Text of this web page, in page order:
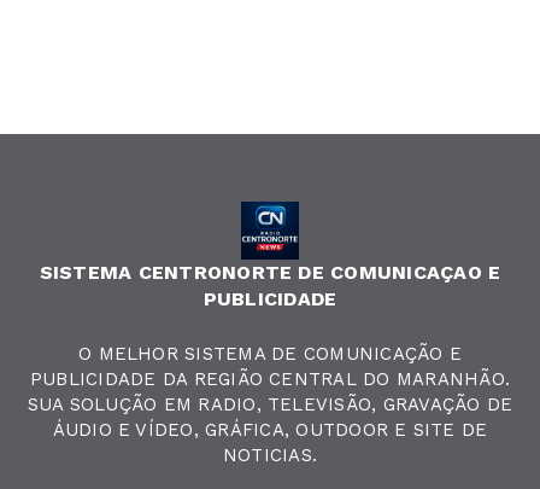
SISTEMA CENTRONORTE DE COMUNICAÇAO E
PUBLICIDADE
O MELHOR SISTEMA DE COMUNICAÇÃO E
PUBLICIDADE DA REGIÃO CENTRAL DO MARANHÃO.
SUA SOLUÇÃO EM RADIO, TELEVISÃO, GRAVAÇÃO DE
ÁUDIO E VÍDEO, GRÁFICA, OUTDOOR E SITE DE
NOTICIAS.